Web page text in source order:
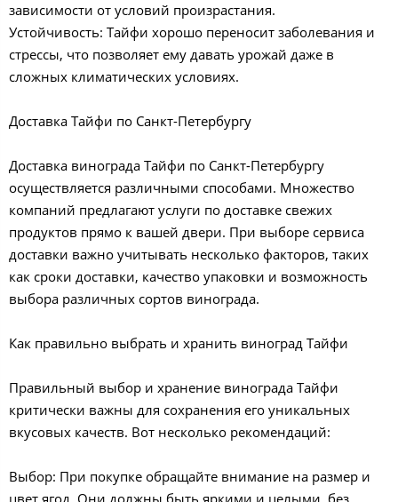
зависимости от условий произрастания.
Устойчивость: Тайфи хорошо переносит заболевания и
стрессы, что позволяет ему давать урожай даже в
сложных климатических условиях.
Доставка Тайфи по Санкт-Петербургу
Доставка винограда Тайфи по Санкт-Петербургу
осуществляется различными способами. Множество
компаний предлагают услуги по доставке свежих
продуктов прямо к вашей двери. При выборе сервиса
доставки важно учитывать несколько факторов, таких
как сроки доставки, качество упаковки и возможность
выбора различных сортов винограда.
Как правильно выбрать и хранить виноград Тайфи
Правильный выбор и хранение винограда Тайфи
критически важны для сохранения его уникальных
вкусовых качеств. Вот несколько рекомендаций:
Выбор: При покупке обращайте внимание на размер и
цвет ягод. Они должны быть яркими и целыми, без